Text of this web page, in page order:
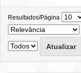
Resultados/Página